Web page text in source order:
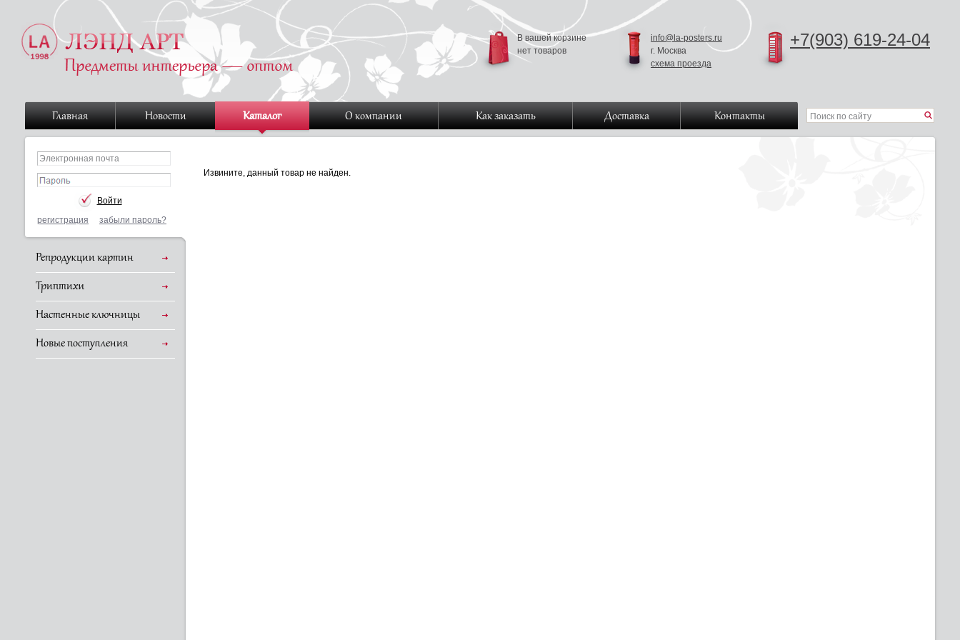
+7(903) 619-24-04
info@la-posters.ru
г. Москва
схема проезда
В вашей корзине
нет товаров
Главная Новости Каталог О компании Как заказать Доставка Контакты
регистрация забыли пароль?
Репродукции картин
Триптихи
Настенные ключницы
Новые поступления
Извините, данный товар не найден.